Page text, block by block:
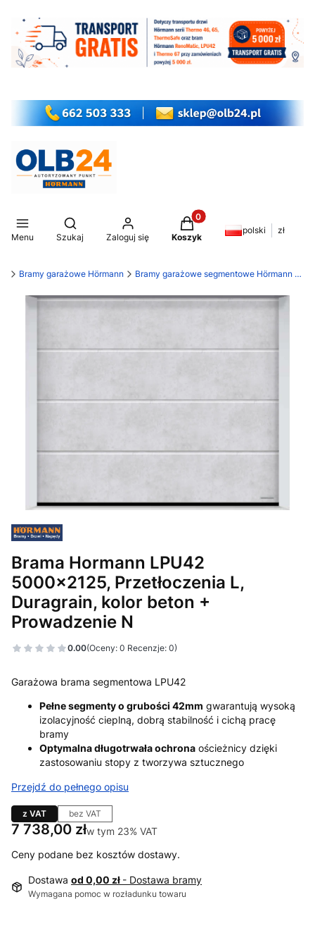
Menu
Otwórz wyszukiwarkę
Szukaj Zaloguj się
Produkty w koszyku: 0.
Koszyk
polski zł
Bramy garażowe Hörmann Bramy garażowe segmentowe Hörmann LPU 42
Brama Hormann LPU42
5000x2125, Przetłoczenia L,
Duragrain, kolor beton +
Prowadzenie N
0.00(Oceny: 0 Recenzje: 0)
Garażowa brama segmentowa LPU42
Pełne segmenty o grubości 42mm gwarantują wysoką
izolacyjność cieplną, dobrą stabilność i cichą pracę
bramy
Optymalna długotrwała ochrona ościeżnicy dzięki
zastosowaniu stopy z tworzywa sztucznego
Przejdź do pełnego opisu
z VAT bez VAT
Cena
7 738,00 złw tym 23% VAT
w tym 23% VAT
Ceny podane bez kosztów dostawy.
Dostawa od 0,00 zł - Dostawa bramy
Wymagana pomoc w rozładunku towaru